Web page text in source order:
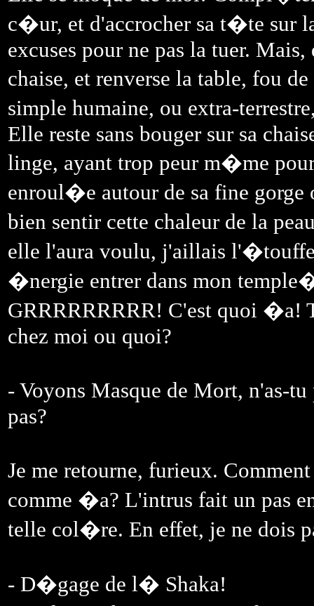
c�ur, et d'accrocher sa t�te sur
excuses pour ne pas la tuer.
chaise, et renverse la table, fou
simple humaine, ou extra-
Elle reste sans bouger sur sa
linge, ayant trop peur m�me
enroul�e autour de sa fine
bien sentir cette chaleur de la
elle l'aura voulu, j'aillais
�nergie entrer dans mon
GRRRRRRRRR! C'est quoi �a!
chez moi ou quoi?
- Voyons Masque de Mort, n'as-
pas?
Je me retourne, furieux.
comme �a? L'intrus fait un pas
telle col�re. En effet, je ne dois
- D�gage de l� Shaka!